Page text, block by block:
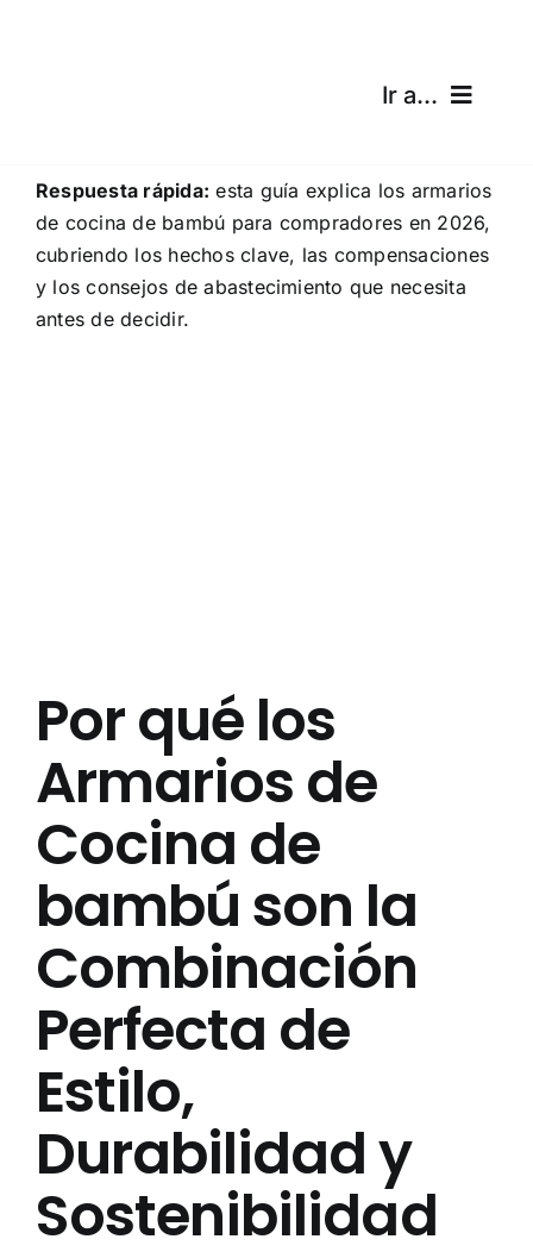
Ir a...
Productos
Certificaciones
Preguntas Frecuentes
Respuesta rápida: esta guía explica los armarios
de cocina de bambú para compradores en 2026,
cubriendo los hechos clave, las compensaciones
y los consejos de abastecimiento que necesita
antes de decidir.
Por qué los
Armarios de
Cocina de
bambú son la
Combinación
Perfecta de
Estilo,
Durabilidad y
Sostenibilidad